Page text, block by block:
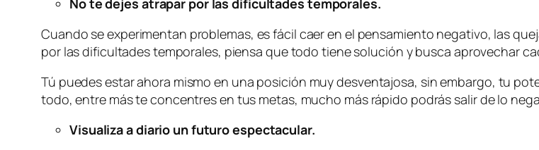
No te dejes atrapar por las dificultades temporales.
Cuando se experimentan problemas, es fácil caer en el pensamiento negativo, las
por las dificultades temporales, piensa que todo tiene solución y busca aprovechar
Tú puedes estar ahora mismo en una posición muy desventajosa, sin embargo, tu
todo, entre más te concentres en tus metas, mucho más rápido podrás salir de lo
Visualiza a diario un futuro espectacular.